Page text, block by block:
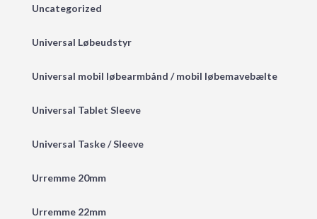
Uncategorized
Universal Løbeudstyr
Universal mobil løbearmbånd / mobil løbemavebælte
Universal Tablet Sleeve
Universal Taske / Sleeve
Urremme 20mm
Urremme 22mm